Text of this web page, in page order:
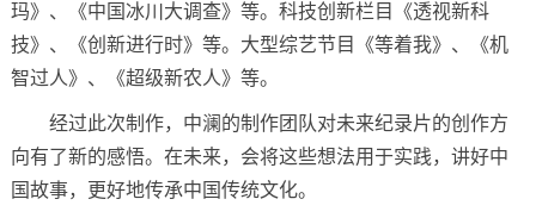
玛》、《中国冰川大调查》等。科技创新栏目《透视新科
技》、《创新进行时》等。大型综艺节目《等着我》、《机
智过人》、《超级新农人》等。
经过此次制作，中澜的制作团队对未来纪录片的创作方
向有了新的感悟。在未来，会将这些想法用于实践，讲好中
国故事，更好地传承中国传统文化。